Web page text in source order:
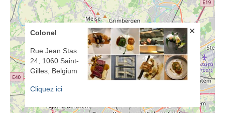
Colonel
Rue Jean Stas
24, 1060 Saint-
Gilles, Belgium
Cliquez ici